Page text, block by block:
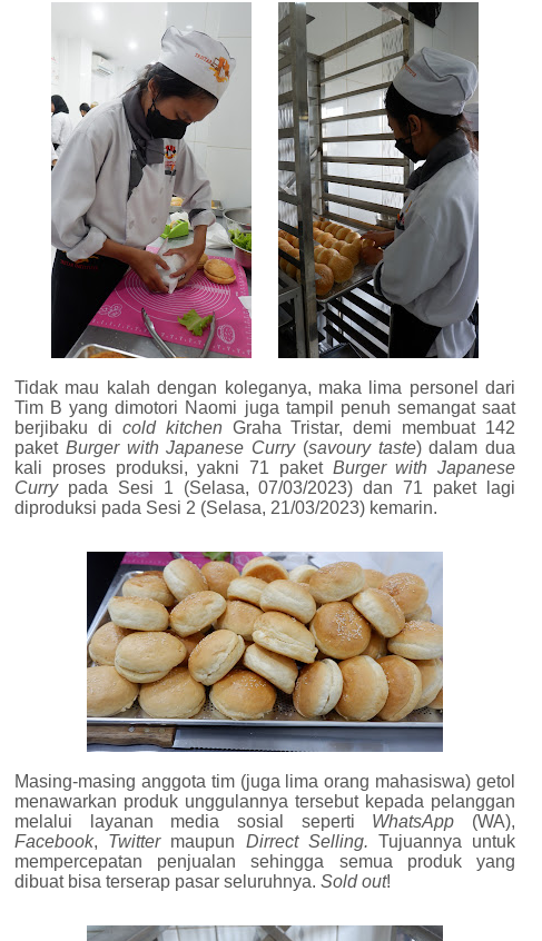
Tidak mau kalah dengan koleganya, maka lima personel dari
Tim B yang dimotori Naomi juga tampil penuh semangat saat
berjibaku di cold kitchenGraha Tristar, demi membuat 142
paket Burger with Japanese Curry(savoury taste) dalam dua
kali proses produksi, yakni 71 paket Burger with Japanese
Currypada Sesi 1 (Selasa, 07/03/2023) dan 71 paket lagi
diproduksi pada Sesi 2 (Selasa, 21/03/2023) kemarin.
Masing-masing anggota tim (juga lima orang mahasiswa) getol
menawarkan produk unggulannya tersebut kepada pelanggan
melalui layanan media sosial seperti WhatsApp (WA),
Facebook, Twitter maupun Dirrect Selling. Tujuannya untuk
mempercepatan penjualan sehingga semua produk yang
dibuat bisa terserap pasar seluruhnya. Sold out!